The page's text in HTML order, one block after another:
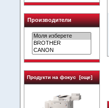
Производители
Продукти на фокус [още]